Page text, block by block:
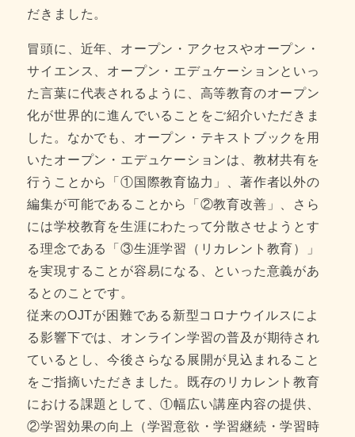
だきました。
冒頭に、近年、オープン・アクセスやオープン・
サイエンス、オープン・エデュケーションといっ
た言葉に代表されるように、高等教育のオープン
化が世界的に進んでいることをご紹介いただきま
した。なかでも、オープン・テキストブックを用
いたオープン・エデュケーションは、教材共有を
行うことから「①国際教育協力」、著作者以外の
編集が可能であることから「②教育改善」、さら
には学校教育を生涯にわたって分散させようとす
る理念である「③生涯学習（リカレント教育）」
を実現することが容易になる、といった意義があ
るとのことです。
従来のOJTが困難である新型コロナウイルスによ
る影響下では、オンライン学習の普及が期待され
ているとし、今後さらなる展開が見込まれること
をご指摘いただきました。既存のリカレント教育
における課題として、①幅広い講座内容の提供、
②学習効果の向上（学習意欲・学習継続・学習時